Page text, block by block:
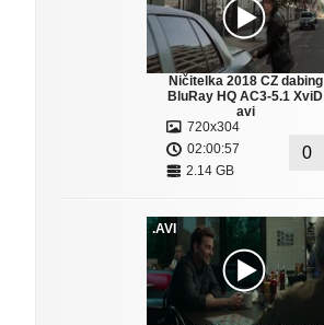
Ničitelka 2018 CZ dabing
BluRay HQ AC3-5.1 XviD
avi
720x304
02:00:57
2.14 GB
0
.AVI